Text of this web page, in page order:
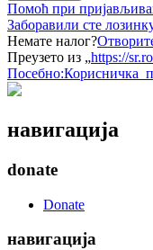
Помоћ при
Заборавили сте
Немате налог?
Преузето из „https://
навигација
donate
Donate
навигација